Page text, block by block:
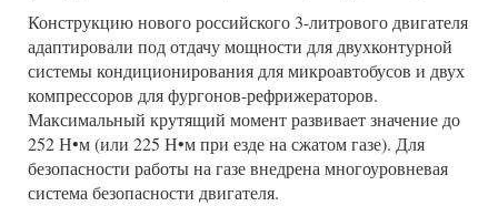
Конструкцию нового российского 3-литрового двигателя
адаптировали под отдачу мощности для двухконтурной
системы кондиционирования для микроавтобусов и двух
компрессоров для фургонов-рефрижераторов.
Максимальный крутящий момент развивает значение до
252 Н•м (или 225 Н•м при езде на сжатом газе). Для
безопасности работы на газе внедрена многоуровневая
система безопасности двигателя.